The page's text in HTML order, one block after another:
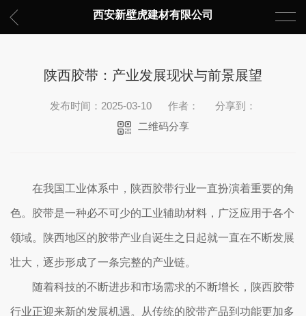
西安新壁虎建材有限公司
陕西胶带：产业发展现状与前景展望
发布时间：2025-03-10 作者：
分享到：
二维码分享
在我国工业体系中，陕西胶带行业一直扮演着重要的角
色。胶带是一种必不可少的工业辅助材料，广泛应用于各个
领域。陕西地区的胶带产业自诞生之日起就一直在不断发展
壮大，逐步形成了一条完整的产业链。
随着科技的不断进步和市场需求的不断增长，陕西胶带
行业正迎来新的发展机遇。从传统的胶带产品到功能更加多